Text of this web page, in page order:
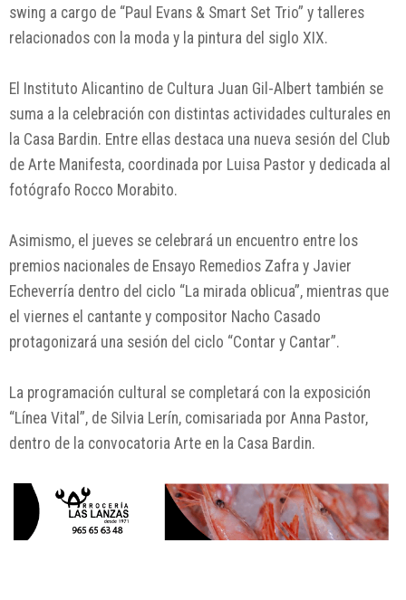
swing a cargo de “Paul Evans & Smart Set Trio” y talleres
relacionados con la moda y la pintura del siglo XIX.
El Instituto Alicantino de Cultura Juan Gil-Albert también se
suma a la celebración con distintas actividades culturales en
la Casa Bardin. Entre ellas destaca una nueva sesión del Club
de Arte Manifesta, coordinada por Luisa Pastor y dedicada al
fotógrafo Rocco Morabito.
Asimismo, el jueves se celebrará un encuentro entre los
premios nacionales de Ensayo Remedios Zafra y Javier
Echeverría dentro del ciclo “La mirada oblicua”, mientras que
el viernes el cantante y compositor Nacho Casado
protagonizará una sesión del ciclo “Contar y Cantar”.
La programación cultural se completará con la exposición
“Línea Vital”, de Silvia Lerín, comisariada por Anna Pastor,
dentro de la convocatoria Arte en la Casa Bardin.